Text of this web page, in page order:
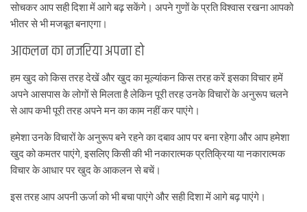
सोचकर आप सही दिशा में आगे बढ़ सकेंगे। अपने गुणों के प्रति विश्वास रखना आपको
भीतर से भी मजबूत बनाएगा।
आकलन का नजरिया अपना हो
हम खुद को किस तरह देखें और खुद का मूल्यांकन किस तरह करें इसका विचार हमें
अपने आसपास के लोगों से मिलता है लेकिन पूरी तरह उनके विचारों के अनुरूप चलने
से आप कभी पूरी तरह अपने मन का काम नहीं कर पाएंगे।
हमेशा उनके विचारों के अनुरूप बने रहने का दबाव आप पर बना रहेगा और आप हमेशा
खुद को कमतर पाएंगे, इसलिए किसी की भी नकारात्मक प्रतिक्रिया या नकारात्मक
विचार के आधार पर खुद के आकलन से बचें।
इस तरह आप अपनी ऊर्जा को भी बचा पाएंगे और सही दिशा में आगे बढ़ पाएंगे।